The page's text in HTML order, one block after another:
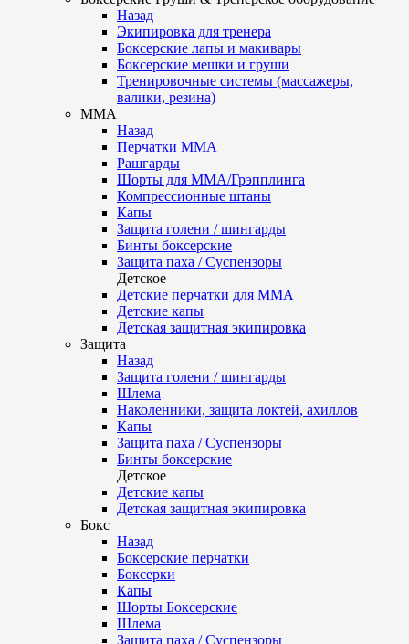
Назад
Экипировка для тренера
Боксерские лапы и макивары
Боксерские мешки и груши
Тренировочные системы (массажеры,
валики, резина)
ММА
Назад
Перчатки ММА
Рашгарды
Шорты для ММА/Грэпплинга
Компрессионные штаны
Капы
Защита голени / шингарды
Бинты боксерские
Защита паха / Суспензоры
Детское
Детские перчатки для ММА
Детские капы
Детская защитная экипировка
Защита
Назад
Защита голени / шингарды
Шлема
Наколенники, защита локтей, ахиллов
Капы
Защита паха / Суспензоры
Бинты боксерские
Детское
Детские капы
Детская защитная экипировка
Бокс
Назад
Боксерские перчатки
Боксерки
Капы
Шорты Боксерские
Шлема
Защита паха / Суспензоры